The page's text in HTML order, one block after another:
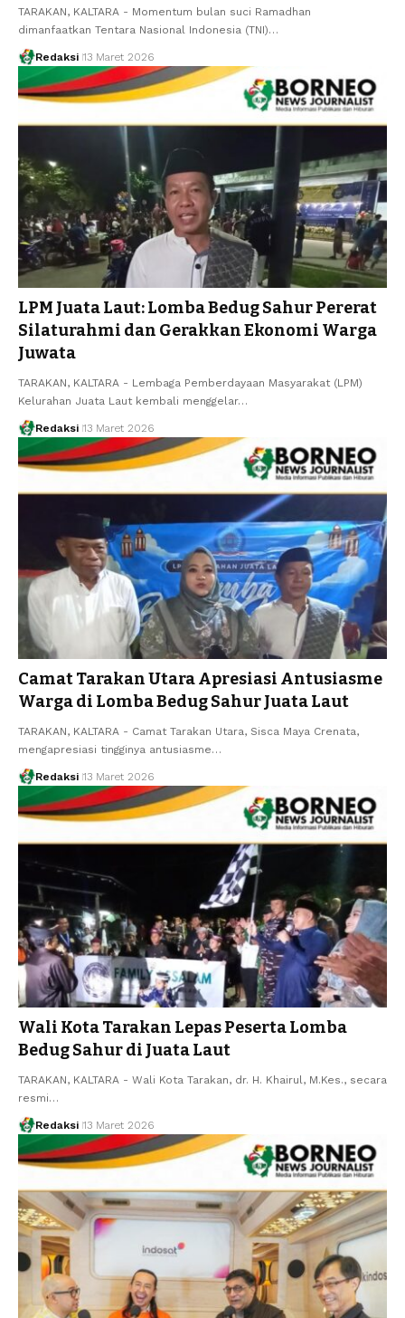
TARAKAN, KALTARA - Momentum bulan suci Ramadhan
dimanfaatkan Tentara Nasional Indonesia (TNI)…
Redaksi 13 Maret 2026
LPM Juata Laut: Lomba Bedug Sahur Pererat
Silaturahmi dan Gerakkan Ekonomi Warga
Juwata
TARAKAN, KALTARA - Lembaga Pemberdayaan Masyarakat (LPM)
Kelurahan Juata Laut kembali menggelar…
Redaksi 13 Maret 2026
Camat Tarakan Utara Apresiasi Antusiasme
Warga di Lomba Bedug Sahur Juata Laut
TARAKAN, KALTARA - Camat Tarakan Utara, Sisca Maya Crenata,
mengapresiasi tingginya antusiasme…
Redaksi 13 Maret 2026
Wali Kota Tarakan Lepas Peserta Lomba
Bedug Sahur di Juata Laut
TARAKAN, KALTARA - Wali Kota Tarakan, dr. H. Khairul, M.Kes., secara
resmi…
Redaksi 13 Maret 2026